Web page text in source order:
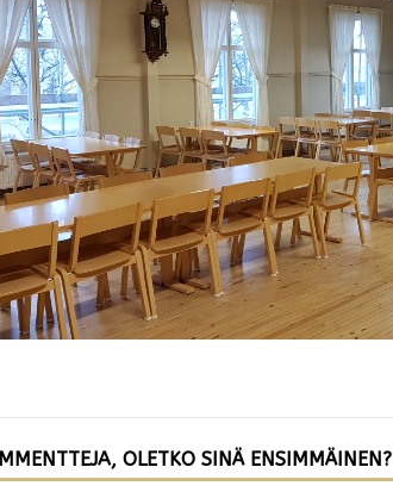
OLETKO SINÄ ENSIMMÄINEN?